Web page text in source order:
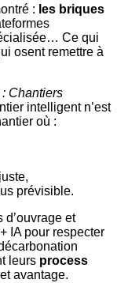
: les briques
Ce qui
osent remettre à
: Chantiers
intelligent n’est
où :
prévisible.
d’ouvrage et
IA pour respecter
leurs process
avantage.